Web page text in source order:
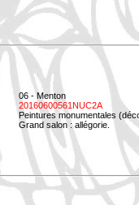
06 - Menton
20160600561NUC2A
Peintures monumentales
Grand salon : allégorie.